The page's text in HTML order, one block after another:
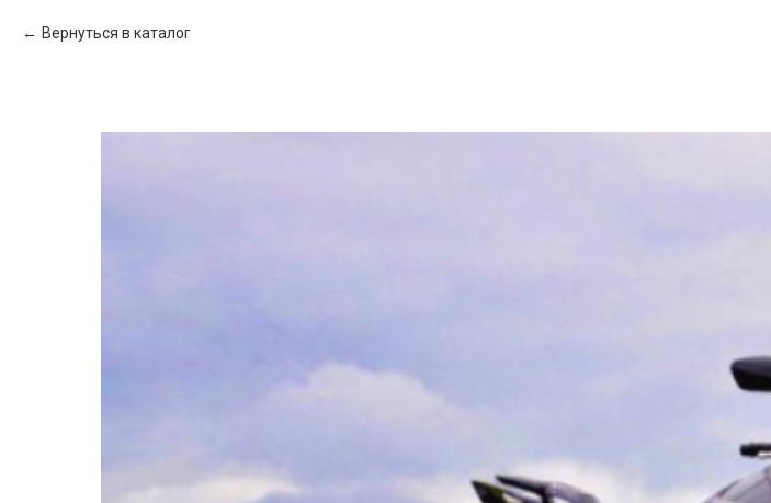
Вернуться в каталог